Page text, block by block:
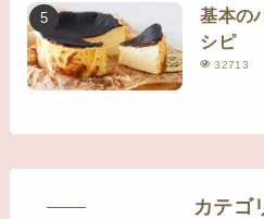
基本の
シピ
32713
カテゴ